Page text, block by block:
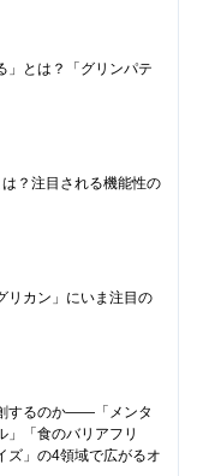
」とは？「グリンパテ
？注目される機能性の
リカン」にいま注目の
するのか――「メンタ
」「食のバリアフリ
」の4領域で広がるオ